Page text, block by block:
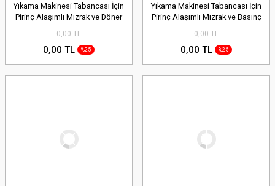
Yıkama Makinesi Tabancası İçin
Pirinç Alaşımlı Mızrak ve Döner
0,00 TL
0,00 TL %25
Yıkama Makinesi Tabancası İçin
Pirinç Alaşımlı Mızrak ve Basınç
0,00 TL
0,00 TL %25